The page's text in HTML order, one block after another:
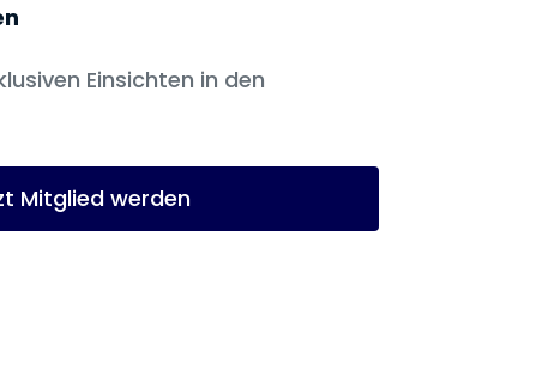
Einsichten in den
Mitglied werden